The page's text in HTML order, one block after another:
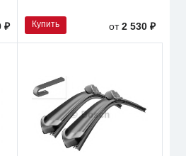
₽ Купить от2 530 ₽